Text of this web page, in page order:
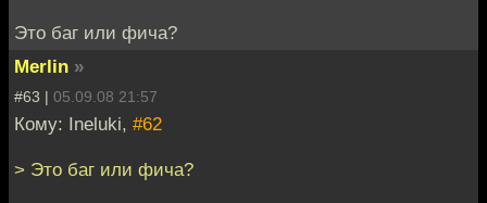
Это баг или фича?
Merlin »
#63 | 05.09.08 21:57
Кому: Ineluki, #62
> Это баг или фича?